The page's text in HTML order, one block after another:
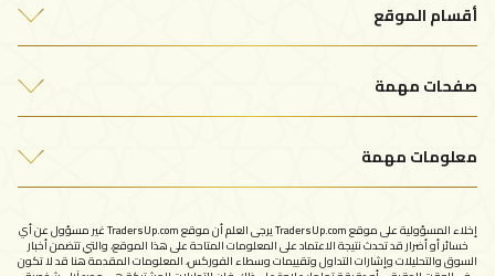
أقسام الموقع
التحليلات الفنية
صفحات مهمة
اتصل بنا
معلومات مهمة
شروط الاستخدام
إخلاء المسؤولية على موقع TradersUp.com يرجى العلم أن موقع TradersUp.com غير مسؤول عن أي
خسائر أو أضرار قد تحدث نتيجة الاعتماد على المعلومات المتاحة على هذا الموقع، والتي تتضمن أخبار
السوق والتحليلات وإشارات التداول وتقييمات وسطاء الفوركس، المعلومات المقدمة هنا قد لا تكون